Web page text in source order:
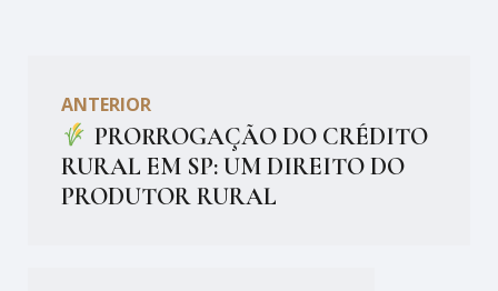
ANTERIOR
PRORROGAÇÃO DO CRÉDITO
RURAL EM SP: UM DIREITO DO
PRODUTOR RURAL